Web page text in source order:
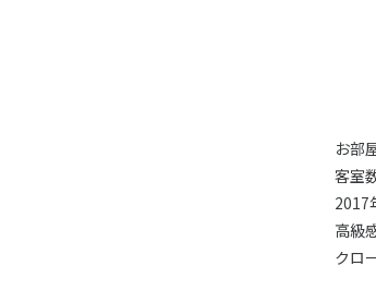
お部
客室
2017
高級
クロ